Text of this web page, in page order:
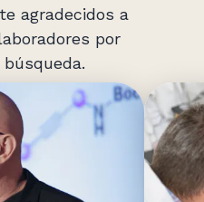
agradecidos a
por